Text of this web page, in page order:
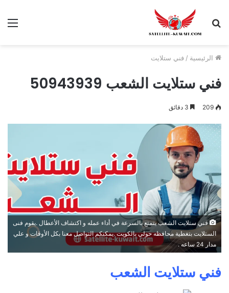
الرئيسية / فني ستلايت
فني ستلايت الشعب 50943939
209
فني ستلايت الشعب يتمتع بالسرعة في أداء عمله و اكتشاف الأعطال .يقوم فنى
الستلايت بتغطية محافظه حولي بالكويت .يمكنكم التواصل معنا بكل الأوقات و علي
مدار 24 ساعه .
فني ستلايت الشعب